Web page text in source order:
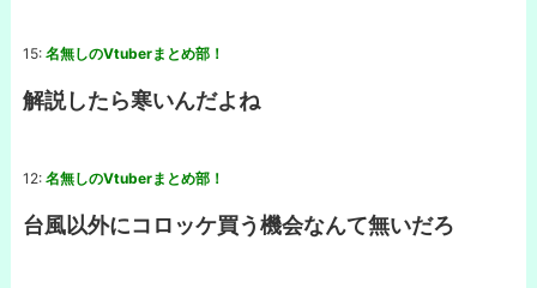
15: 名無しのVtuberまとめ部！
解説したら寒いんだよね
12: 名無しのVtuberまとめ部！
台風以外にコロッケ買う機会なんて無いだろ